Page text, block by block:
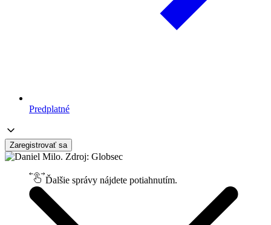
Predplatné
Zaregistrovať sa
Ďalšie správy nájdete potiahnutím.